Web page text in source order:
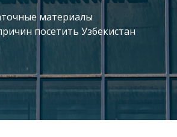
материалы
посетить Узбекистан